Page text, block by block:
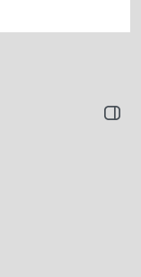
Abrir